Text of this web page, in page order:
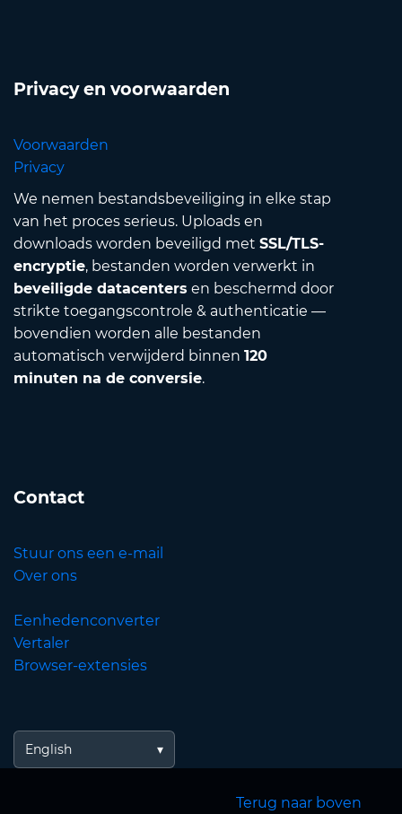
Privacy en voorwaarden
Voorwaarden
Privacy
We nemen bestandsbeveiliging in elke stap
van het proces serieus. Uploads en
downloads worden beveiligd met SSL/TLS-
encryptie, bestanden worden verwerkt in
beveiligde datacenters en beschermd door
strikte toegangscontrole & authenticatie —
bovendien worden alle bestanden
automatisch verwijderd binnen 120
minuten na de conversie.
Contact
Stuur ons een e-mail
Over ons
Eenhedenconverter
Vertaler
Browser-extensies
English
Terug naar boven